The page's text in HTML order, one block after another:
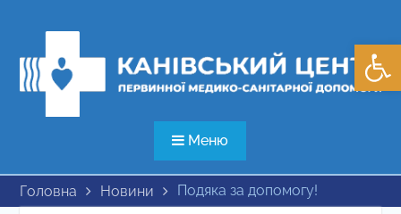
Меню
Головна Новини Подяка за допомогу!